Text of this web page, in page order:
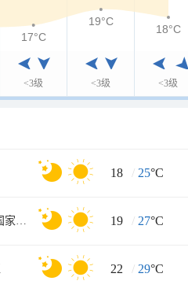
<3级 <3级 <3级
17°C
19°C
18°C
18 / 25°C
河南·关山国家地质公园 19 / 27°C
22 / 29°C